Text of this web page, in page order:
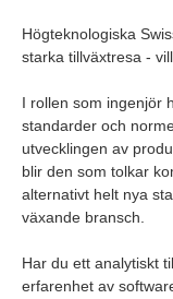
Högteknologiska
starka tillväxtresa -
I rollen som ingenjör
standarder och
utvecklingen av
blir den som tolkar
alternativt helt nya
växande bransch.
Har du ett analytiskt
erfarenhet av